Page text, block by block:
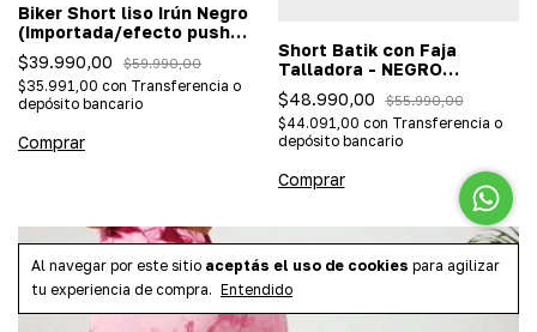
Al navegar por este sitio aceptás el uso de cookies para agilizar
tu experiencia de compra. Entendido
Biker Short liso Irún Negro
(Importada/efecto push
up)
$39.990,00 $59.990,00
$35.991,00 con Transferencia o
depósito bancario
Comprar
Short Batik con Faja
Talladora - NEGRO
(Importada/efecto push
up)
$48.990,00 $55.990,00
$44.091,00 con Transferencia o
depósito bancario
Comprar